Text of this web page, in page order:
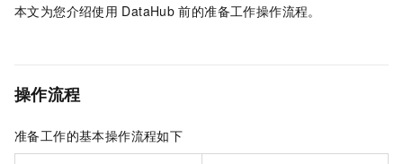
本文为您介绍使用 DataHub 前的准备工作操作流程。
操作流程
准备工作的基本操作流程如下